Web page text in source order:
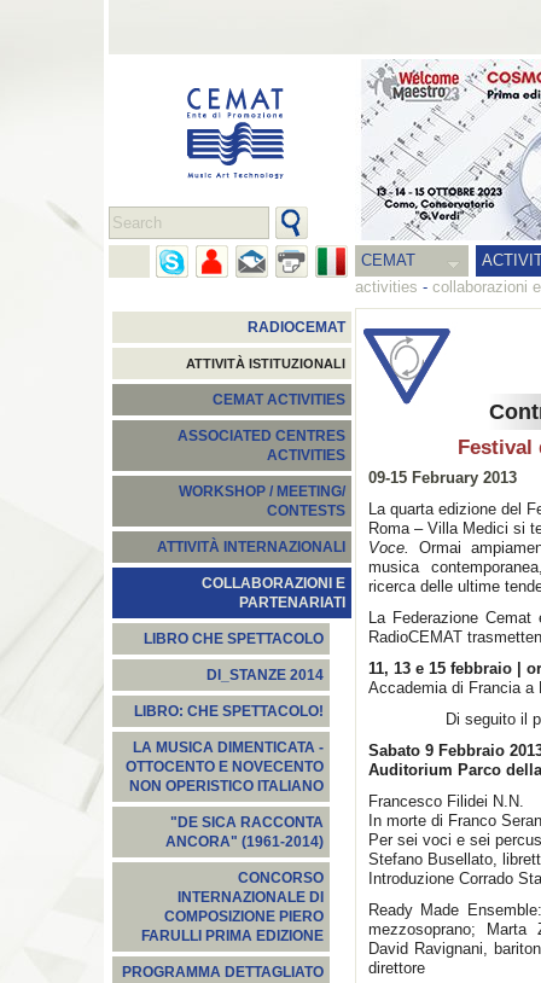
CEMAT
activities - collaborazioni
RADIOCEMAT
ATTIVITÀ ISTITUZIONALI
CEMAT ACTIVITIES
ASSOCIATED CENTRES
ACTIVITIES
WORKSHOP / MEETING/
CONTESTS
ATTIVITÀ INTERNAZIONALI
COLLABORAZIONI E
PARTENARIATI
LIBRO CHE SPETTACOLO
DI_STANZE 2014
LIBRO: CHE SPETTACOLO!
LA MUSICA DIMENTICATA -
OTTOCENTO E NOVECENTO
NON OPERISTICO ITALIANO
"DE SICA RACCONTA
ANCORA" (1961-2014)
CONCORSO
INTERNAZIONALE DI
COMPOSIZIONE PIERO
FARULLI PRIMA EDIZIONE
PROGRAMMA DETTAGLIATO
Festival
09-15 February 2013
La quarta edizione del
Roma – Villa Medici si
Voce. Ormai
musica
ricerca delle ultime
La Federazione
RadioCEMAT
11, 13 e 15 febbraio |
Accademia di Francia a
Di seguito il
Sabato 9 Febbraio
Auditorium Parco
Francesco Filidei N.N.
In morte di Franco
Per sei voci e sei
Stefano Busellato,
Introduzione Corrado
Ready Made
mezzosoprano; Marta
David Ravignani,
direttore